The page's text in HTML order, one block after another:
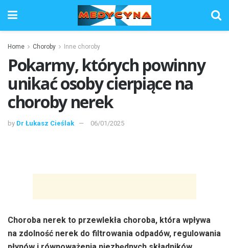
Home Choroby Inne choroby
Pokarmy, których powinny
unikać osoby cierpiące na
choroby nerek
by Dr Łukasz Cieślak 06/01/2025
Choroba nerek to przewlekła choroba, która wpływa
na zdolność nerek do filtrowania odpadów, regulowania